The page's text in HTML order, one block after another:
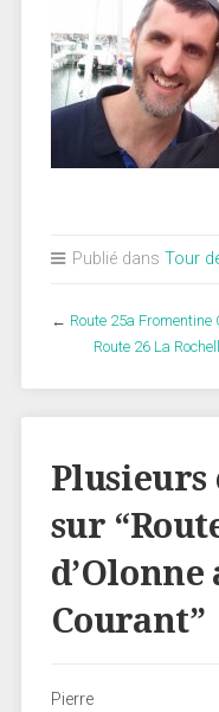
Publié dans Tour
← Route 25a Fromentine
Route 26 La
sur “
d’Olonne
Courant”
Pierre